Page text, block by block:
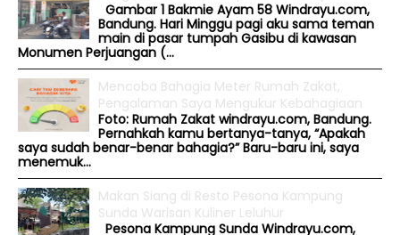
Gambar 1 Bakmie Ayam 58 Windrayu.com,
Bandung. Hari Minggu pagi aku sama teman
main di pasar tumpah Gasibu di kawasan
Monumen Perjuangan (...
Mencoba Bahagia Meter Rumah Zakat,
Pengalaman Saya Mengukur Kebahagiaan
Foto: Rumah Zakat windrayu.com, Bandung.
Pernahkah kamu bertanya-tanya, “Apakah
saya sudah benar-benar bahagia?” Baru-baru ini, saya
menemuk...
Makan Siang di Resto Pesona Kampung
Sunda Warisan Kuliner Leluhur
Pesona Kampung Sunda Windrayu.com,